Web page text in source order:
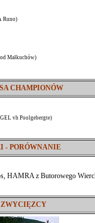
Runo)
Małkuchów)
CHAMPIONÓW
vh Poolgebergte)
- PORÓWNANIE
HAMRA z Butorowego
ZWYCIĘZCY